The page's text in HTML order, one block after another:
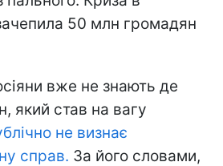
50 млн громадян
вже не знають де
який став на вагу
не визнає
справ. За його словами,